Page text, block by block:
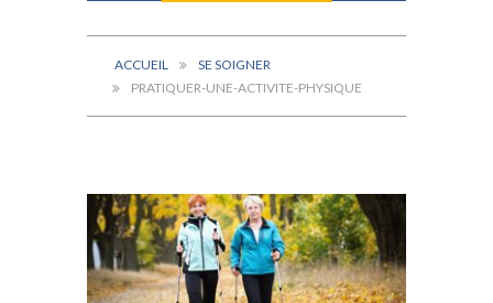
ACCUEIL
SE SOIGNER
PRATIQUER-UNE-ACTIVITE-PHYSIQUE